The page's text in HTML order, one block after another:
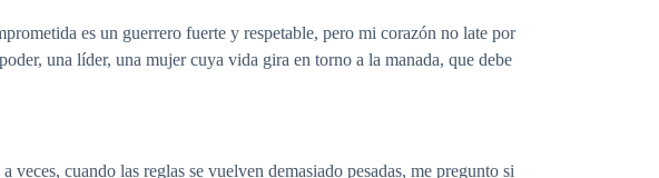
es un guerrero fuerte y respetable, pero mi corazón no late por
una líder, una mujer cuya vida gira en torno a la manada, que debe
cuando las reglas se vuelven demasiado pesadas, me pregunto si